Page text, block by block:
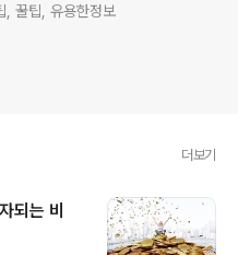
, 꿀팁, 유용한정보
더보기
되는 비